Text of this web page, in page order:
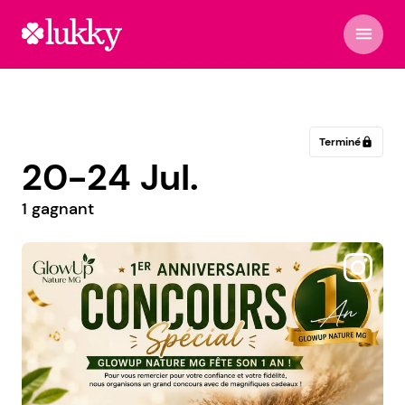
menu
Terminélock
20-24 Jul.
1 gagnant
@polybenitez.estetica